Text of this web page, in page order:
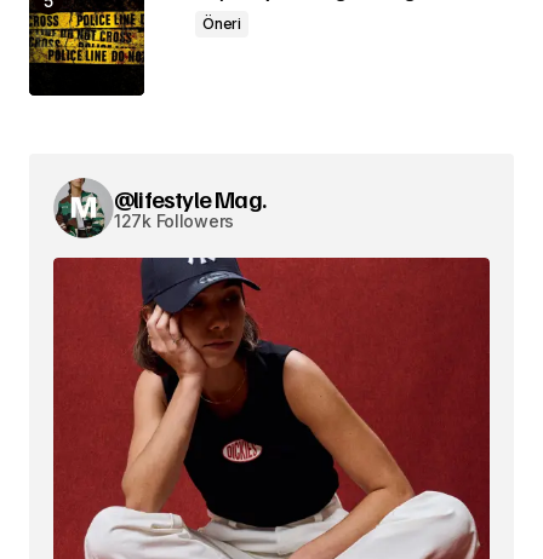
Öneri
@lifestyle Mag.
127k Followers